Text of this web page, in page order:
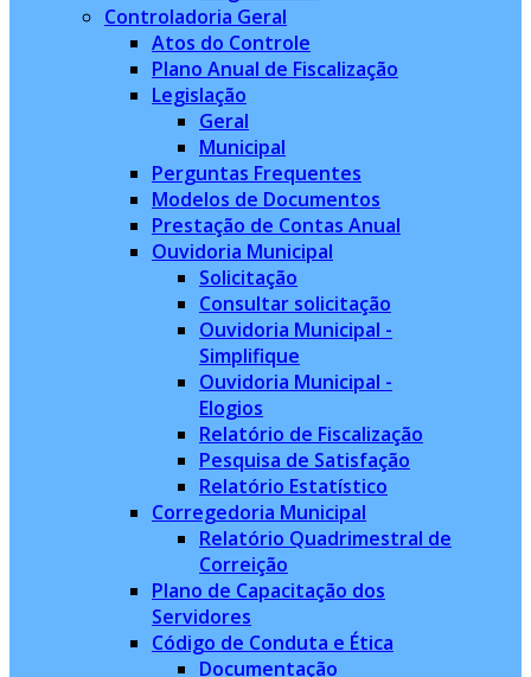
Controladoria Geral
Atos do Controle
Plano Anual de Fiscalização
Legislação
Geral
Municipal
Perguntas Frequentes
Modelos de Documentos
Prestação de Contas Anual
Ouvidoria Municipal
Solicitação
Consultar solicitação
Ouvidoria Municipal -
Simplifique
Ouvidoria Municipal -
Elogios
Relatório de Fiscalização
Pesquisa de Satisfação
Relatório Estatístico
Corregedoria Municipal
Relatório Quadrimestral de
Correição
Plano de Capacitação dos
Servidores
Código de Conduta e Ética
Documentação